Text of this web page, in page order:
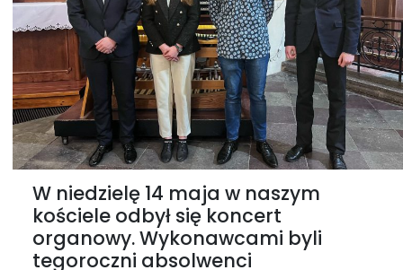
W niedzielę 14 maja w naszym
kościele odbył się koncert
organowy. Wykonawcami byli
tegoroczni absolwenci